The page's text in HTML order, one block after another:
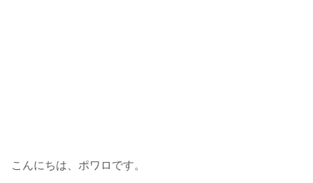
こんにちは、ポワロです。